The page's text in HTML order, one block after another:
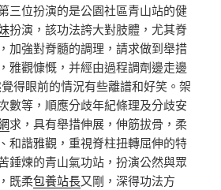
位扮演的是公園社區青山站的健
扮演，該功法誇大對肢體，尤其脊
加強對脊髓的調理，請求做到舉措
雅觀慷慨，并經由過程調劑邊走邊
得眼前的情況有些離譜和好笑。架
數等，順應分歧年紀條理及分歧安
求，具有舉措伸展，伸筋拔骨，柔
和諧雅觀，重視脊柱扭轉屈伸的特
錘煉的青山氣功站，扮演公然與眾
既柔包養站長又剛，深得功法方